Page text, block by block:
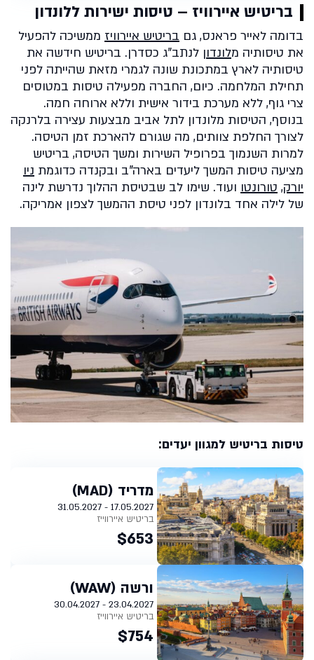
בריטיש איירוויז – טיסות ישירות ללונדון
בדומה לאייר פראנס, גם בריטיש איירוויז ממשיכה להפעיל
את טיסותיה מלונדון לנתב"ג כסדרן. בריטיש חידשה את
טיסותיה לארץ במתכונת שונה לגמרי מזאת שהייתה לפני
תחילת המלחמה. כיום, החברה מפעילה טיסות במטוסים
צרי גוף, ללא מערכת בידור אישית וללא ארוחה חמה.
בנוסף, הטיסות מלונדון לתל אביב מבצעות עצירה בלרנקה
לצורך החלפת צוותים, מה שגורם להארכת זמן הטיסה.
למרות השנמוך בפרופיל השירות ומשך הטיסה, בריטיש
מציעה טיסות המשך ליעדים בארה"ב ובקנדה כדוגמת ניו
יורק, טורונטו ועוד. שימו לב שבטיסת ההלוך נדרשת לינה
של לילה אחד בלונדון לפני טיסת ההמשך לצפון אמריקה.
טיסות בריטיש למגוון יעדים:
מדריד (MAD)
17.05.2027 - 31.05.2027
בריטיש איירווייז
$653
ורשה (WAW)
23.04.2027 - 30.04.2027
בריטיש איירווייז
$754